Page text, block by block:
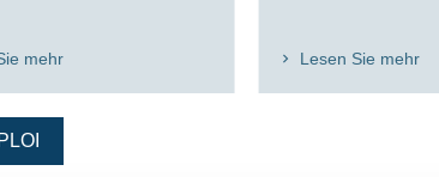
mehr Lesen Sie mehr